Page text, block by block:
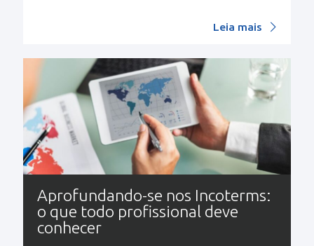
Leia mais
Aprofundando-se nos Incoterms:
o que todo profissional deve
conhecer